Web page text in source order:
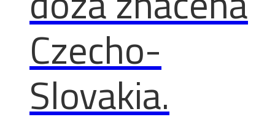
Czecho-
Slovakia.